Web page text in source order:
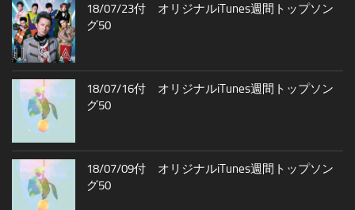
18/07/23付 オリジナルiTunes週間トップソン
グ50
18/07/16付 オリジナルiTunes週間トップソン
グ50
18/07/09付 オリジナルiTunes週間トップソン
グ50